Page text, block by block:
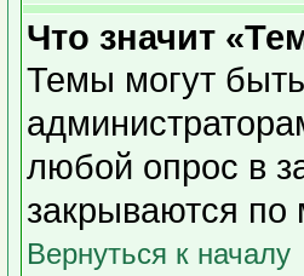
Что значит
Темы могут
любой опрос в
закрываются
Вернуться к началу